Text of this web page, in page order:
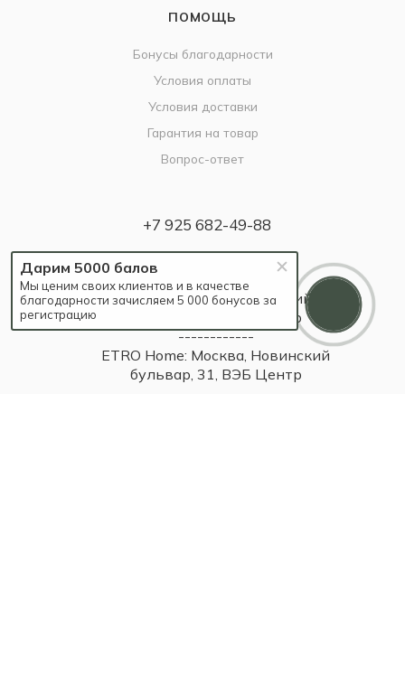
ПОМОЩЬ
Бонусы благодарности
Условия оплаты
Условия доставки
Гарантия на товар
Вопрос-ответ
+7 925 682-49-88
info@britzo.ru
Baraka: Москва, Новинский
бульвар, 31, ВЭБ Центр
------------
ETRO Home: Москва, Новинский
бульвар, 31, ВЭБ Центр
Дарим 5000 балов
Мы ценим своих клиентов и в качестве
благодарности зачисляем 5 000 бонусов за
регистрацию